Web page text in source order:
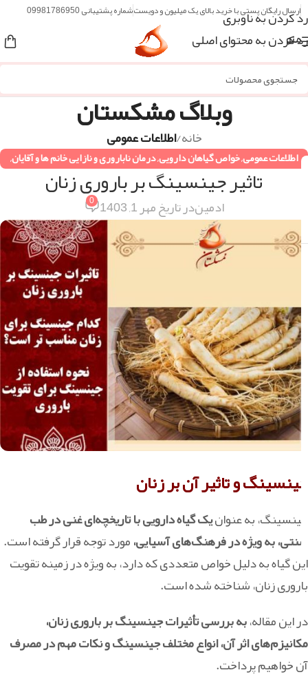
رد کردن به ناوبری
رد کردن به محتوای اصلی
ارسال رایگان پستی با خرید بالای یک میلیون و دویستشماره پشتیبانی 09981786950
منو
وبلاگ مشکستان
خانه/اطلاعات عمومی
اطلاعات عمومی,خواص گیاهان دارویی,درمان ناباروری و نازایی خانم ها و آقایان,
دستورات طب سنتی , همه مقالات
تاثیر جینسینگ بر باروری زنان
ادمیندر تاریخ مهر 1, 1403 0
جینسینگ و تاثیر آن بر زنان
جینسینگ، به عنوانیک گیاه دارویی با تاریخچه‌ای غنی در طب
سنتی، به ویژه در فرهنگ‌های آسیایی،مورد توجه قرار گرفته است.
این گیاه به دلیل خواص متعددی که دارد، به ویژه در زمینه تقویت
باروری زنان، شناخته شده است.
در این مقاله،به بررسی تأثیرات جینسینگ بر باروری زنان،
مکانیزم‌های اثر آن، انواع مختلف جینسینگ و نکات مهم در مصرف
آن خواهیم پرداخت.